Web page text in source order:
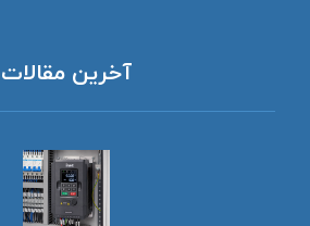
آخرین مقالات